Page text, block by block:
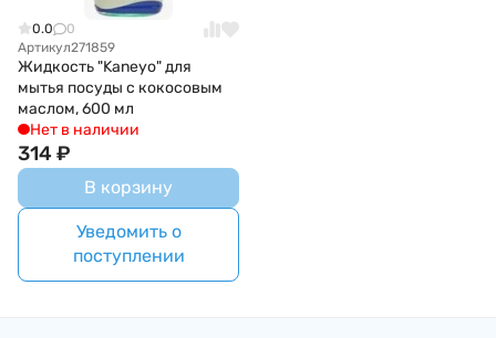
0.0
0
Артикул271859
Жидкость "Kaneyo" для
мытья посуды с кокосовым
маслом, 600 мл
Нет в наличии
314₽
В корзину
Уведомить о
поступлении